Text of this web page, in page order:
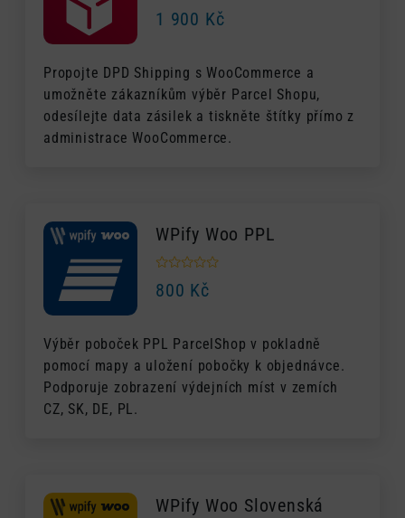
1 900 Kč
Propojte DPD Shipping s WooCommerce a
umožněte zákazníkům výběr Parcel Shopu,
odesílejte data zásilek a tiskněte štítky přímo z
administrace WooCommerce.
WPify Woo PPL
800 Kč
Výběr poboček PPL ParcelShop v pokladně
pomocí mapy a uložení pobočky k objednávce.
Podporuje zobrazení výdejních míst v zemích
CZ, SK, DE, PL.
WPify Woo Slovenská